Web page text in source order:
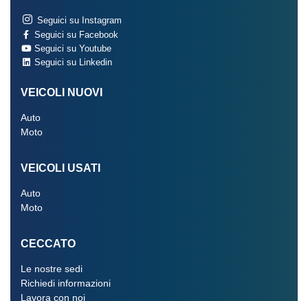
Seguici su Instagram
Seguici su Facebook
Seguici su Youtube
Seguici su Linkedin
VEICOLI NUOVI
Auto
Moto
VEICOLI USATI
Auto
Moto
CECCATO
Le nostre sedi
Richiedi informazioni
Lavora con noi